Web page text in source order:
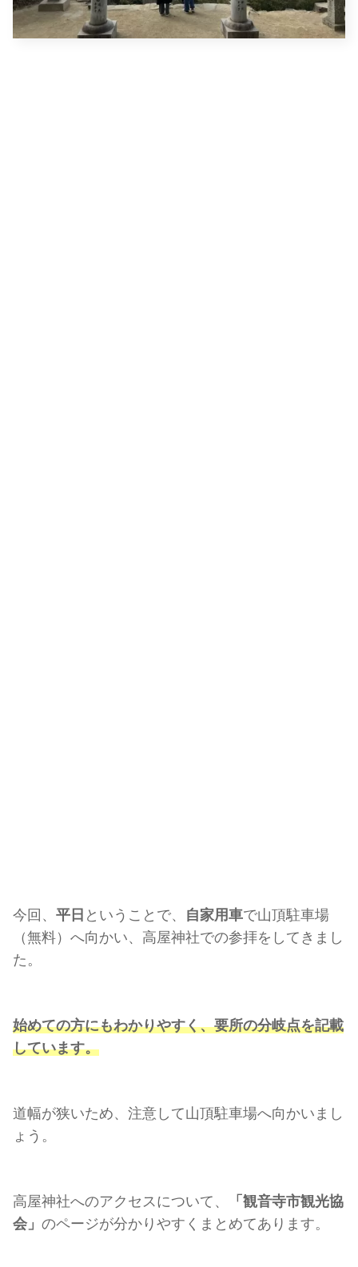
今回、 平日 ということで、 自家用車で山頂駐車場
（無料）へ向かい、高屋神社での参拝をしてきまし
た。
始めての方にもわかりやすく、要所の分岐点を記載
しています。
道幅が狭いため、注意して山頂駐車場へ向かいまし
ょう。
高屋神社へのアクセスについて、
「観音寺市観光協
会」 のページが分かりやすくまとめてあります。